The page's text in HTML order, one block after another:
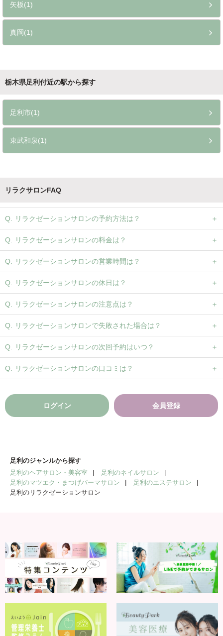
矢板(1)
真岡(1)
栃木県足利付近の駅から探す
足利市(1)
東武和泉(1)
リラクサロンFAQ
リラクゼーションサロンの予約方法は？
リラクゼーションサロンの料金は？
リラクゼーションサロンの営業時間は？
リラクゼーションサロンの休日は？
リラクゼーションサロンの注意点は？
リラクゼーションサロンで失敗された場合は？
リラクゼーションサロンの次回予約はいつ？
リラクゼーションサロンの口コミは？
ログイン 会員登録
足利のジャンルから探す
足利のヘアサロン・美容室
足利のネイルサロン
足利のマツエク・まつげパーマサロン
足利のエステサロン
足利のリラクゼーションサロン